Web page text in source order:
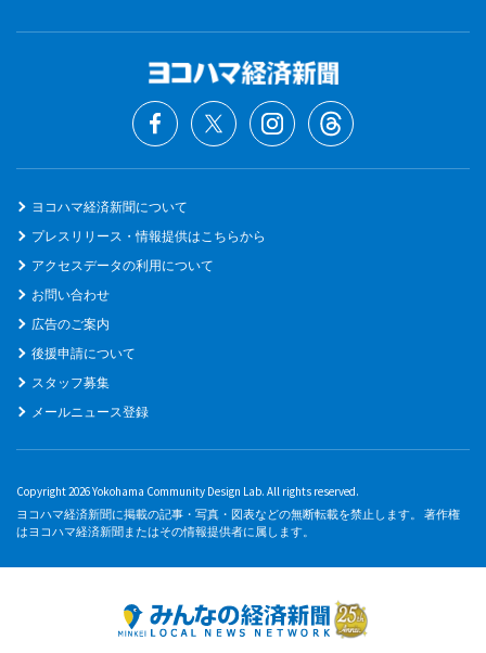
ヨコハマ経済新聞について
プレスリリース・情報提供はこちらから
アクセスデータの利用について
お問い合わせ
広告のご案内
後援申請について
スタッフ募集
メールニュース登録
Copyright 2026 Yokohama Community Design Lab. All rights reserved.
ヨコハマ経済新聞に掲載の記事・写真・図表などの無断転載を禁止します。 著作権
はヨコハマ経済新聞またはその情報提供者に属します。